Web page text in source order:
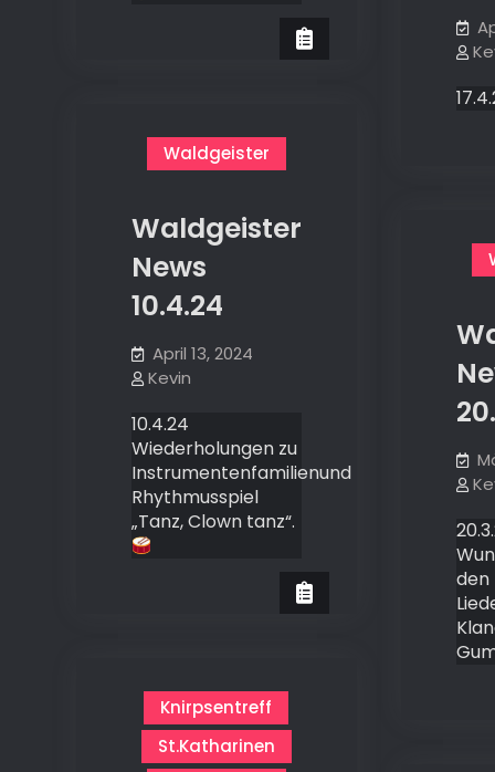
Waldgeister
Waldgeister
News
10.4.24
April 13, 2024
Kevin
10.4.24
Wiederholungen zu
Instrumentenfamilienund
Rhythmusspiel
„Tanz, Clown tanz“.
den
Knirpsentreff
St.Katharinen